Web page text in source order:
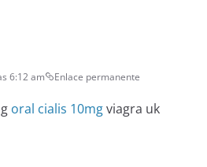
6:12 am Enlace permanente
oral cialis 10mgviagra uk